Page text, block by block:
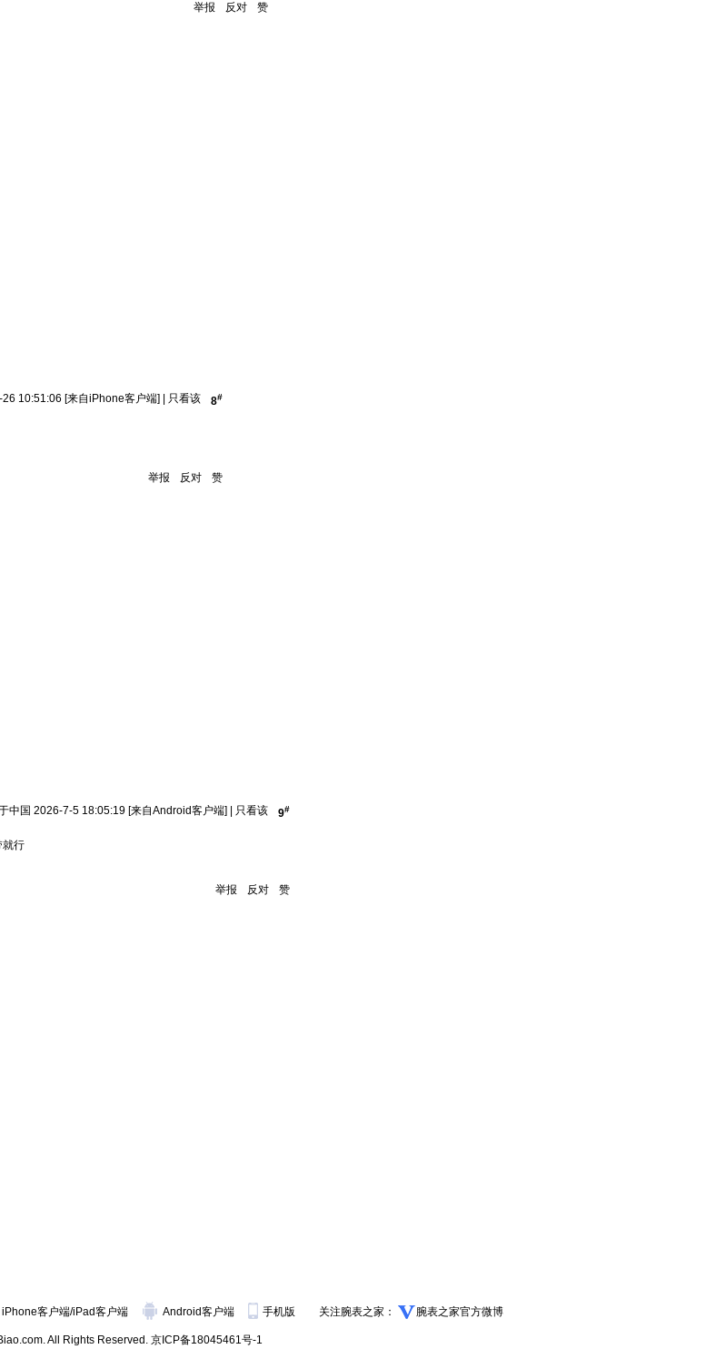
举报 反对 赞
8#
10:51:06 [来自iPhone客户端]
只看该
举报 反对 赞
9#
中国 2026-7-5 18:05:19 [来自Android客户端]
只看该
就行
举报 反对 赞
iPhone客户端/iPad客户端 Android客户端 手机版 关注腕表之家： 腕表之家官方微博
All Rights Reserved. 京ICP备18045461号-1